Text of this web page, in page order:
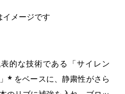
メージです
的な技術である「サイレン
* をベースに、静粛性がさら